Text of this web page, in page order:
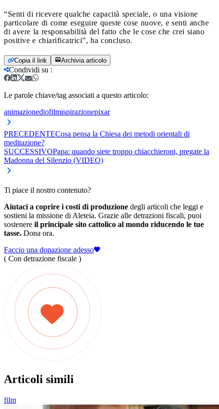
“Senti di ricevere qualche capacità speciale, o una visione
particolare di come eseguire queste cose nuove, e senti anche
di avere la responsabilità del fatto che le cose che crei siano
positive e chiarificatrici”, ha concluso.
Copia il link Archivia articolo
Condividi su :
Le parole chiave/tag associati a questo articolo:
animazionediofilmispirazionepixar
PRECEDENTECosa pensa la Chiesa dei metodi orientali di
meditazione?
SUCCESSIVOPapa: quando siete troppo chiacchieroni, pregate la
Madonna del Silenzio (VIDEO)
Ti piace il nostro contenuto?
Aiutaci a coprire i costi di produzione degli articoli che leggi e
sostieni la missione di Aleteia. Grazie alle detrazioni fiscali, puoi
sostenere il principale sito cattolico al mondo riducendo le tue
tasse. Dona ora.
Faccio una donazione adesso
( Con detrazione fiscale )
Articoli simili
film